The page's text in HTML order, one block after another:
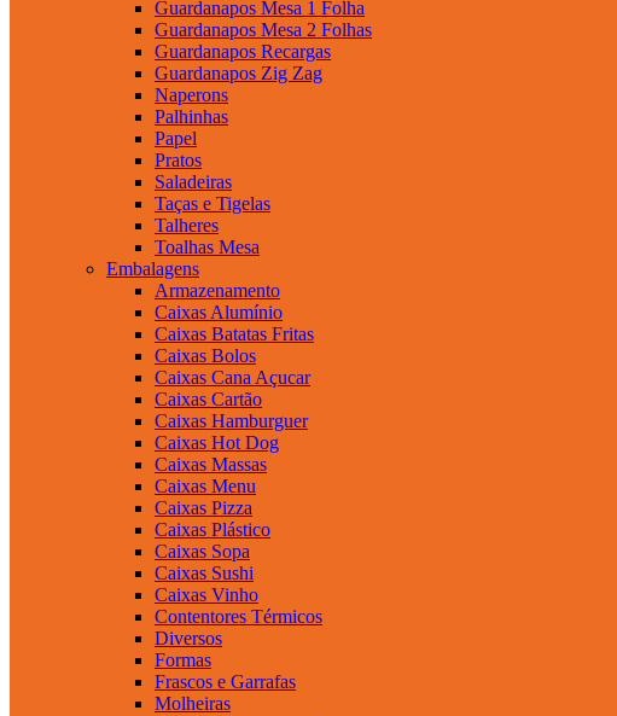
Guardanapos Mesa 1 Folha
Guardanapos Mesa 2 Folhas
Guardanapos Recargas
Guardanapos Zig Zag
Naperons
Palhinhas
Papel
Pratos
Saladeiras
Taças e Tigelas
Talheres
Toalhas Mesa
Embalagens
Armazenamento
Caixas Alumínio
Caixas Batatas Fritas
Caixas Bolos
Caixas Cana Açucar
Caixas Cartão
Caixas Hamburguer
Caixas Hot Dog
Caixas Massas
Caixas Menu
Caixas Pizza
Caixas Plástico
Caixas Sopa
Caixas Sushi
Caixas Vinho
Contentores Térmicos
Diversos
Formas
Frascos e Garrafas
Molheiras